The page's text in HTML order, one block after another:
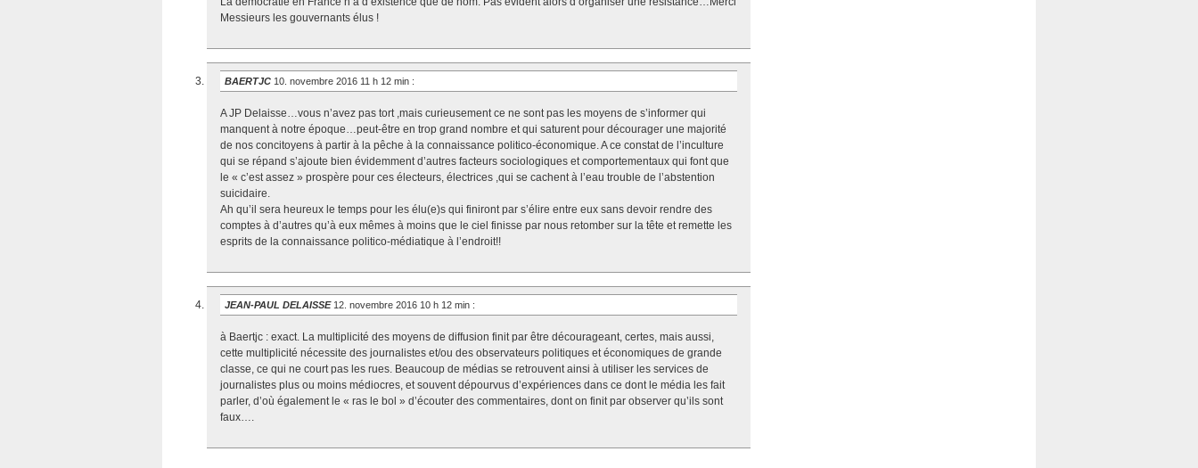
Messieurs les gouvernants élus !
BAERTJC 10. novembre 2016 11 h 12 min :
A JP Delaisse…vous n’avez pas tort ,mais curieusement ce ne sont pas les moyens de s’informer qui
manquent à notre époque…peut-être en trop grand nombre et qui saturent pour décourager une majorité
de nos concitoyens à partir à la pêche à la connaissance politico-économique. A ce constat de l’inculture
qui se répand s’ajoute bien évidemment d’autres facteurs sociologiques et comportementaux qui font que
le « c’est assez » prospère pour ces électeurs, électrices ,qui se cachent à l’eau trouble de l’abstention
suicidaire.
Ah qu’il sera heureux le temps pour les élu(e)s qui finiront par s’élire entre eux sans devoir rendre des
comptes à d’autres qu’à eux mêmes à moins que le ciel finisse par nous retomber sur la tête et remette les
esprits de la connaissance politico-médiatique à l’endroit!!
JEAN-PAUL DELAISSE 12. novembre 2016 10 h 12 min :
à Baertjc : exact. La multiplicité des moyens de diffusion finit par être décourageant, certes, mais aussi,
cette multiplicité nécessite des journalistes et/ou des observateurs politiques et économiques de grande
classe, ce qui ne court pas les rues. Beaucoup de médias se retrouvent ainsi à utiliser les services de
journalistes plus ou moins médiocres, et souvent dépourvus d’expériences dans ce dont le média les fait
parler, d’où également le « ras le bol » d’écouter des commentaires, dont on finit par observer qu’ils sont
faux….